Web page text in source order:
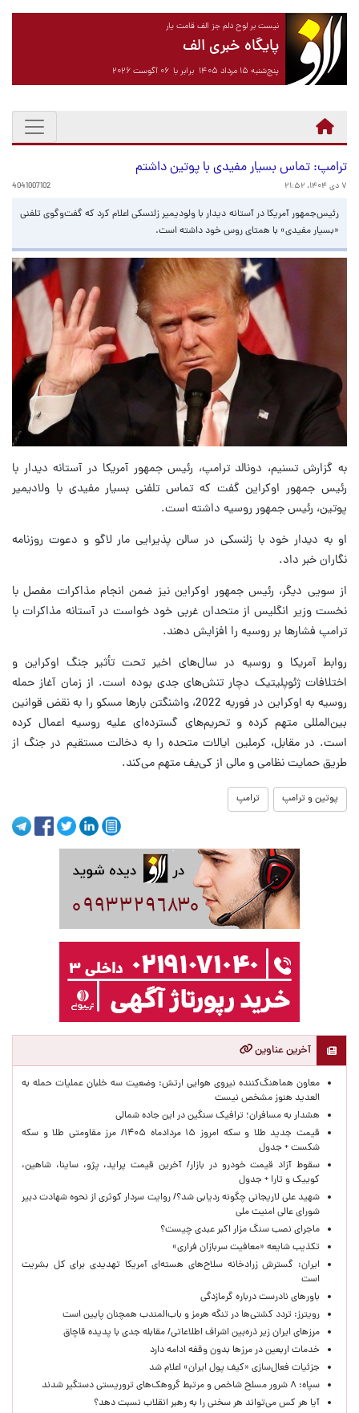
نیست بر لوح دلم جز الف قامت یار
پایگاه خبری الف
پنج‌شنبه ۱۵ مرداد ۱۴۰۵ برابر با ۰۶ آگوست ۲۰۲۶
ترامپ: تماس بسیار مفیدی با پوتین داشتم
۷ دی ۱۴۰۴، ۲۱:۵۲ 4041007102
رئیس‌جمهور آمریکا در آستانه دیدار با ولودیمیر زلنسکی اعلام کرد که گفت‌وگوی تلفنی
«بسیار مفیدی» با همتای روس خود داشته است.
به گزارش تسنیم، دونالد ترامپ، رئیس جمهور آمریکا در آستانه دیدار با
رئیس جمهور اوکراین گفت که تماس تلفنی بسیار مفیدی با ولادیمیر
پوتین، رئیس جمهور روسیه داشته است.
او به دیدار خود با زلنسکی در سالن پذیرایی مار لاگو و دعوت روزنامه
نگاران خبر داد.
از سویی دیگر، رئیس جمهور اوکراین نیز ضمن انجام مذاکرات مفصل با
نخست وزیر انگلیس از متحدان غربی خود خواست در آستانه مذاکرات با
ترامپ فشارها بر روسیه را افزایش دهند.
روابط آمریکا و روسیه در سال‌های اخیر تحت تأثیر جنگ اوکراین و
اختلافات ژئوپلیتیک دچار تنش‌های جدی بوده است. از زمان آغاز حمله
روسیه به اوکراین در فوریه 2022، واشنگتن بارها مسکو را به نقض قوانین
بین‌المللی متهم کرده و تحریم‌های گسترده‌ای علیه روسیه اعمال کرده
است. در مقابل، کرملین ایالات متحده را به دخالت مستقیم در جنگ از
طریق حمایت نظامی و مالی از کی‌یف متهم می‌کند.
پوتین و ترامپ ترامپ
آخرین عناوین
معاون هماهنگ‌کننده نیروی هوایی ارتش: وضعیت سه خلبان عملیات حمله به
العدید هنوز مشخص نیست
هشدار به مسافران؛ ترافیک سنگین در این جاده شمالی
قیمت جدید طلا و سکه امروز ۱۵ مردادماه ۱۴۰۵/ مرز مقاومتی طلا و سکه
شکست + جدول
سقوط آزاد قیمت خودرو در بازار/ آخرین قیمت پراید، پژو، ساینا، شاهین،
کوییک و تارا + جدول
شهید علی لاریجانی چگونه ردیابی شد؟/ روایت سردار کوثری از نحوه شهادت دبیر
شورای عالی امنیت ملی
ماجرای نصب سنگ مزار اکبر عبدی چیست؟
تکذیب شایعه «معافیت سربازان فراری»
ایران: گسترش زرادخانه سلاح‌های هسته‌ای آمریکا تهدیدی برای کل بشریت
است
باورهای نادرست درباره گرمازدگی
رویترز: تردد کشتی‌ها در تنگه هرمز و باب‌المندب همچنان پایین است
مرزهای ایران زیر ذره‌بین اشراف اطلاعاتی/ مقابله جدی با پدیده قاچاق
خدمات اربعین در مرزها بدون وقفه ادامه دارد
جزئیات فعال‌سازی «کیف پول ایران» اعلام شد
سپاه: ۸ شرور مسلح شاخص و مرتبط گروهک‌های تروریستی دستگیر شدند
آیا هر کس می‌تواند هر سخنی را به رهبر انقلاب نسبت دهد؟